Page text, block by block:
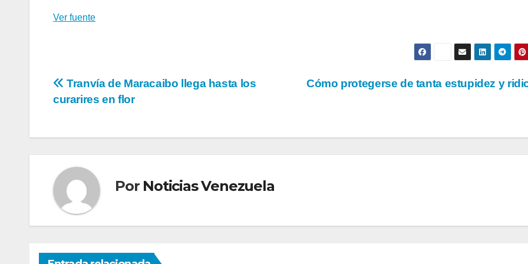
Ver fuente
Navegación
entradas
Cómo protegerse de tanta estupidez y
Tranvía de Maracaibo llega hasta los
curarires en flor
Por Noticias Venezuela